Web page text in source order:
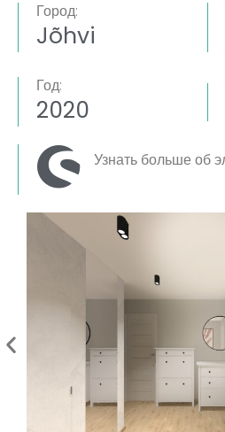
Город:
Jõhvi
Год:
2020
Узнать больше об